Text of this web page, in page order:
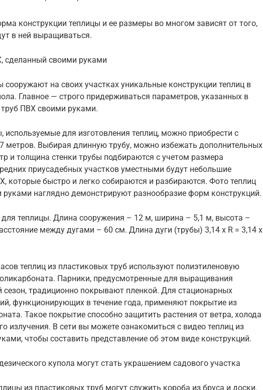
конструкции теплицы и ее размеры во многом зависят от того,
в ней выращиваться.
сделанный своими руками
на своих участках уникальные конструкции теплиц в
Главное — строго придерживаться параметров, указанных в
труб ПВХ своими руками.
используемые для изготовления теплиц, можно приобрести с
метров. Выбирая длинную трубу, можно избежать дополнительных
и толщина стенки трубы подбираются с учетом размера
приусадебных участков уместными будут небольшие
которые быстро и легко собираются и разбираются. Фото теплиц
руками наглядно демонстрируют разнообразие форм конструкций.
для теплицы. Длина сооружения – 12 м, ширина – 5,1 м, высота –
между дугами – 60 см. Длина дуги (трубы) 3,14 х R = 3,14 х
теплиц из пластиковых труб используют полиэтиленовую
Парники, предусмотренные для выращивания
сезон, традиционно покрывают пленкой. Для стационарных
функционирующих в течение года, применяют покрытие из
Такое покрытие способно защитить растения от ветра, холода
излучения. В сети вы можете ознакомиться с видео теплиц из
чтобы составить представление об этом виде конструкций.
купола могут стать украшением садового участка
из пластиковых труб могут служить короба из бруса и доски.